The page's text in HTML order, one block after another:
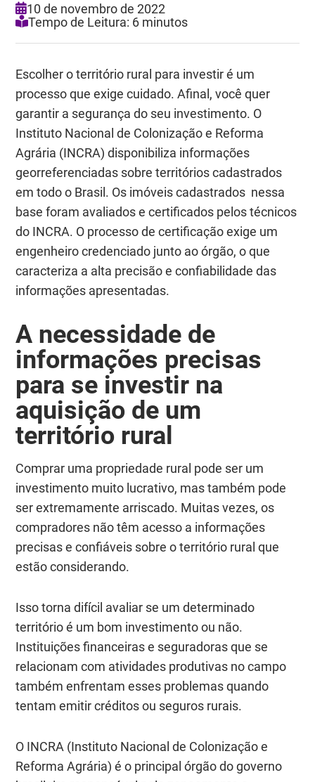
10 de novembro de 2022
Tempo de Leitura: 6 minutos
Escolher o território rural para investir é um
processo que exige cuidado. Afinal, você quer
garantir a segurança do seu investimento. O
Instituto Nacional de Colonização e Reforma
Agrária (INCRA) disponibiliza informações
georreferenciadas sobre territórios cadastrados
em todo o Brasil. Os imóveis cadastrados nessa
base foram avaliados e certificados pelos técnicos
do INCRA. O processo de certificação exige um
engenheiro credenciado junto ao órgão, o que
caracteriza a alta precisão e confiabilidade das
informações apresentadas.
A necessidade de
informações precisas
para se investir na
aquisição de um
território rural
Comprar uma propriedade rural pode ser um
investimento muito lucrativo, mas também pode
ser extremamente arriscado. Muitas vezes, os
compradores não têm acesso a informações
precisas e confiáveis sobre o território rural que
estão considerando.
Isso torna difícil avaliar se um determinado
território é um bom investimento ou não.
Instituições financeiras e seguradoras que se
relacionam com atividades produtivas no campo
também enfrentam esses problemas quando
tentam emitir créditos ou seguros rurais.
O INCRA (Instituto Nacional de Colonização e
Reforma Agrária) é o principal órgão do governo